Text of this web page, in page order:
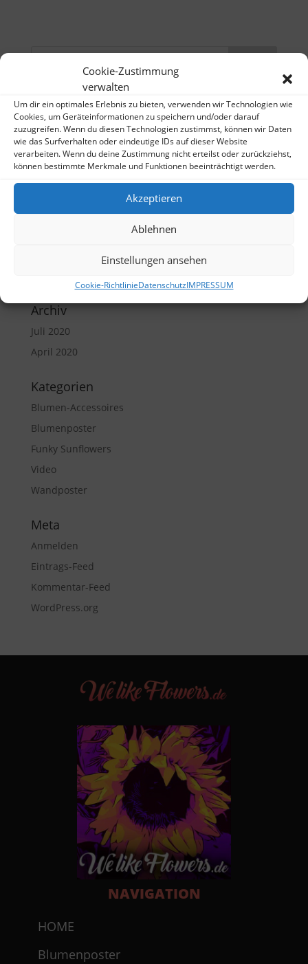
Cookie-Zustimmung
verwalten
Um dir ein optimales Erlebnis zu bieten, verwenden wir Technologien wie
Cookies, um Geräteinformationen zu speichern und/oder darauf
zuzugreifen. Wenn du diesen Technologien zustimmst, können wir Daten
wie das Surfverhalten oder eindeutige IDs auf dieser Website
verarbeiten. Wenn du deine Zustimmung nicht erteilst oder zurückziehst,
können bestimmte Merkmale und Funktionen beeinträchtigt werden.
Akzeptieren
Ablehnen
Einstellungen ansehen
Cookie-RichtlinieDatenschutzIMPRESSUM
Neueste Beiträge
Blumen-Accessoires bei WelikeFlowers.de
Video „WelikeFlowers“ Blumenposter
Neuer Blickfang fürs Schlafzimmer?
We like Flowers – Blumenposter
Blumen-Poster bei Artflakes
Neueste Kommentare
zuNeuer Blickfang fürs
Archiv
Juli 2020
April 2020
Kategorien
Blumen-Accessoires
Blumenposter
Funky Sunflowers
Video
Wandposter
Meta
Anmelden
Eintrags-Feed
Kommentar-Feed
WordPress.org
NAVIGATION
HOME
Blumenposter